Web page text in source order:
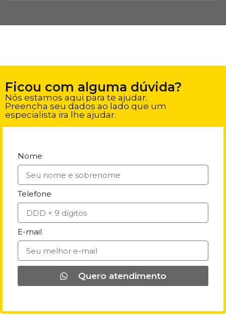
Ficou com alguma dúvida?
Nós estamos aqui para te ajudar.
Preencha seu dados ao lado que um
especialista ira lhe ajudar.
Nome
Telefone
E-mail
Quero atendimento